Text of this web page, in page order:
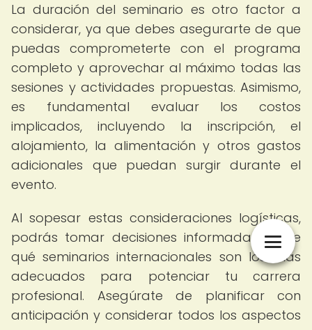
La duración del seminario es otro factor a
considerar, ya que debes asegurarte de que
puedas comprometerte con el programa
completo y aprovechar al máximo todas las
sesiones y actividades propuestas. Asimismo,
es fundamental evaluar los costos
implicados, incluyendo la inscripción, el
alojamiento, la alimentación y otros gastos
adicionales que puedan surgir durante el
evento.
Al sopesar estas consideraciones logísticas,
podrás tomar decisiones informadas sobre
qué seminarios internacionales son los más
adecuados para potenciar tu carrera
profesional. Asegúrate de planificar con
anticipación y considerar todos los aspectos